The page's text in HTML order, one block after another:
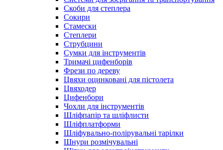
Скоби для степлера
Сокири
Стамески
Степлери
Струбцини
Сумки для інструментів
Тримачі цифенборів
Фрези по дереву
Цвяхи оцинковані для пістолета
Цвяходер
Цифенбори
Чохли для інструментів
Шліфпапір та шліфлисти
Шліфплатформи
Шліфувально-полірувальні тарілки
Шнури розмічувальні